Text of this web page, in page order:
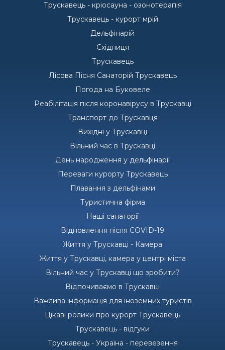
Трускавець - кріосауна - озонотерапія
Трускавець - курорт мрій
Дельфінарій
Східниця
Трускавець
Лісова Пісня Санаторій Трускавець
Погода на Буковеле
Реабілітація після коронавірусу в Трускавці
Транспорт до Трускавця
Вихідні у Трускавці
Вільний час в Трускавці
День народження у дельфінарії
Переваги курорту Трускавець
Плавання з дельфінами
Туристична фірма
Наші санаторії
Відновлення після COVID-19
Життя у Трускавці - Камера
Життя у Трускавці, камера у центрі міста
Вільний час у Трускавці що зробити?
Відпочиваємо в Трускавці
Важлива інформація для іноземних туристів
Цікаві ролики про курорт Трускавець
Трускавець - відгуки
Трускавець - Україна - перевезення